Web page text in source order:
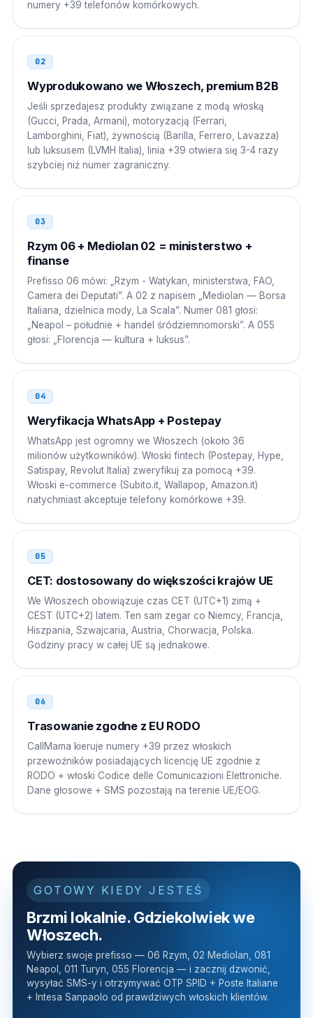
Egipt 00
Liban 00
00 39 0PP NNNNNNN
Argentyna 00
00 39 0PP NNNNNNN
Brazylia
00 21 39 0PP NNNNNNN
Rosja
8 10 39 0PP NNNNNNN
Indie
00 39 0PP NNNNNNN
Chiny
00 39 0PP NNNNNNN
010 39 0PP NNNNNNN
Zjednoczone Emiraty Arabskie
numery +39 telefonów komórkowych.
02
Wyprodukowano we Włoszech, premium B2B
Jeśli sprzedajesz produkty związane z modą włoską
(Gucci, Prada, Armani), motoryzacją (Ferrari,
Lamborghini, Fiat), żywnością (Barilla, Ferrero, Lavazza)
lub luksusem (LVMH Italia), linia +39 otwiera się 3-4 razy
szybciej niż numer zagraniczny.
03
Rzym 06 + Mediolan 02 = ministerstwo +
finanse
Prefisso 06 mówi: „Rzym - Watykan, ministerstwa, FAO,
Camera dei Deputati”. A 02 z napisem „Mediolan — Borsa
Italiana, dzielnica mody, La Scala”. Numer 081 głosi:
„Neapol – południe + handel śródziemnomorski”. A 055
głosi: „Florencja — kultura + luksus”.
04
Weryfikacja WhatsApp + Postepay
WhatsApp jest ogromny we Włoszech (około 36
milionów użytkowników). Włoski fintech (Postepay, Hype,
Satispay, Revolut Italia) zweryfikuj za pomocą +39.
Włoski e-commerce (Subito.it, Wallapop, Amazon.it)
natychmiast akceptuje telefony komórkowe +39.
05
CET: dostosowany do większości krajów UE
We Włoszech obowiązuje czas CET (UTC+1) zimą +
CEST (UTC+2) latem. Ten sam zegar co Niemcy, Francja,
Hiszpania, Szwajcaria, Austria, Chorwacja, Polska.
Godziny pracy w całej UE są jednakowe.
06
Trasowanie zgodne z EU RODO
CallMama kieruje numery +39 przez włoskich
przewoźników posiadających licencję UE zgodnie z
RODO + włoski Codice delle Comunicazioni Elettroniche.
Dane głosowe + SMS pozostają na terenie UE/EOG.
GOTOWY KIEDY JESTEŚ
Brzmi lokalnie. Gdziekolwiek we
Włoszech.
Wybierz swoje prefisso — 06 Rzym, 02 Mediolan, 081
Neapol, 011 Turyn, 055 Florencja — i zacznij dzwonić,
wysyłać SMS-y i otrzymywać OTP SPID + Poste Italiane
+ Intesa Sanpaolo od prawdziwych włoskich klientów.